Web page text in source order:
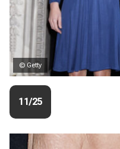
© Getty
11/25